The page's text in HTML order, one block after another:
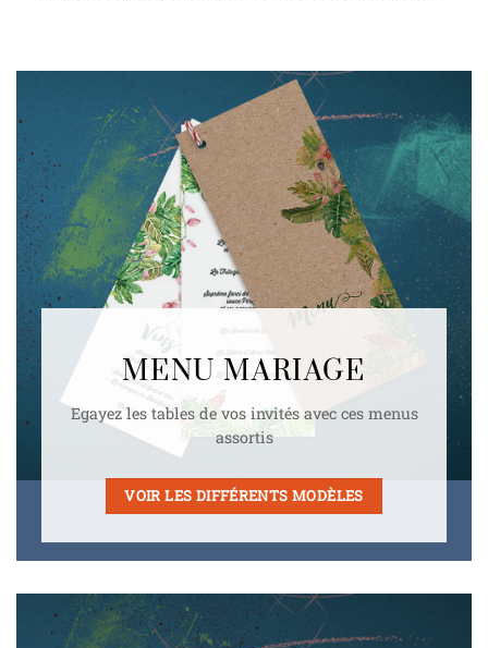
MENU MARIAGE
Egayez les tables de vos invités avec ces menus
assortis
VOIR LES DIFFÉRENTS MODÈLES